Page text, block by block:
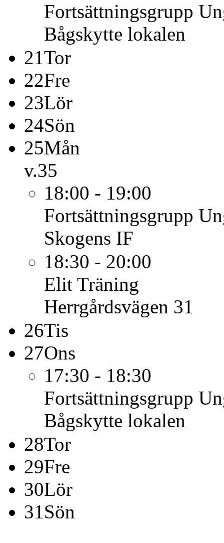
Fortsättningsgrupp
Bågskytte lokalen
21Tor
22Fre
23Lör
24Sön
25Mån
v.35
18:00 - 19:00
Fortsättningsgrupp
Skogens IF
18:30 - 20:00
Elit Träning
Herrgårdsvägen 31
26Tis
27Ons
17:30 - 18:30
Fortsättningsgrupp
Bågskytte lokalen
28Tor
29Fre
30Lör
31Sön